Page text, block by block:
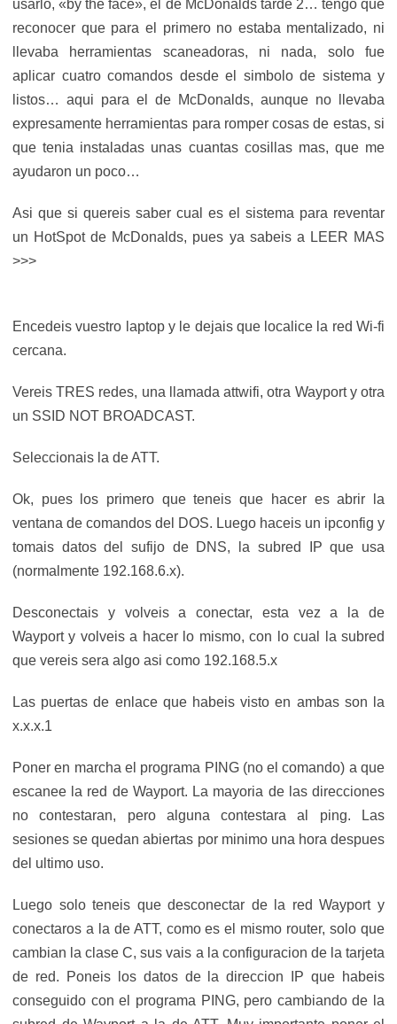
usarlo, «by the face», el de McDonalds tarde 2… tengo que
reconocer que para el primero no estaba mentalizado, ni
llevaba herramientas scaneadoras, ni nada, solo fue
aplicar cuatro comandos desde el simbolo de sistema y
listos… aqui para el de McDonalds, aunque no llevaba
expresamente herramientas para romper cosas de estas, si
que tenia instaladas unas cuantas cosillas mas, que me
ayudaron un poco…
Asi que si quereis saber cual es el sistema para reventar
un HotSpot de McDonalds, pues ya sabeis a LEER MAS
>>>
Encedeis vuestro laptop y le dejais que localice la red Wi-fi
cercana.
Vereis TRES redes, una llamada attwifi, otra Wayport y otra
un SSID NOT BROADCAST.
Seleccionais la de ATT.
Ok, pues los primero que teneis que hacer es abrir la
ventana de comandos del DOS. Luego haceis un ipconfig y
tomais datos del sufijo de DNS, la subred IP que usa
(normalmente 192.168.6.x).
Desconectais y volveis a conectar, esta vez a la de
Wayport y volveis a hacer lo mismo, con lo cual la subred
que vereis sera algo asi como 192.168.5.x
Las puertas de enlace que habeis visto en ambas son la
x.x.x.1
Poner en marcha el programa PING (no el comando) a que
escanee la red de Wayport. La mayoria de las direcciones
no contestaran, pero alguna contestara al ping. Las
sesiones se quedan abiertas por minimo una hora despues
del ultimo uso.
Luego solo teneis que desconectar de la red Wayport y
conectaros a la de ATT, como es el mismo router, solo que
cambian la clase C, sus vais a la configuracion de la tarjeta
de red. Poneis los datos de la direccion IP que habeis
conseguido con el programa PING, pero cambiando de la